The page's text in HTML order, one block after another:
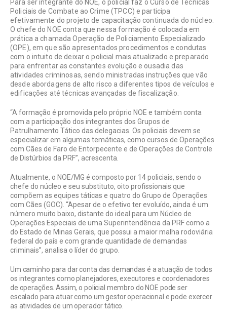
Para ser integrante do NOE, o policial faz o Curso de Técnicas
Policiais de Combate ao Crime (TPCC) e participa
efetivamente do projeto de capacitação continuada do núcleo.
O chefe do NOE conta que nessa formação é colocada em
prática a chamada Operação de Policiamento Especializado
(OPE), em que são apresentados procedimentos e condutas
com o intuito de deixar o policial mais atualizado e preparado
para enfrentar as constantes evolução e ousadia das
atividades criminosas, sendo ministradas instruções que vão
desde abordagens de alto risco a diferentes tipos de veículos e
edificações até técnicas avançadas de fiscalização.
“A formação é promovida pelo próprio NOE e também conta
com a participação dos integrantes dos Grupos de
Patrulhamento Tático das delegacias. Os policiais devem se
especializar em algumas temáticas, como cursos de Operações
com Cães de Faro de Entorpecente e de Operações de Controle
de Distúrbios da PRF”, acrescenta.
Atualmente, o NOE/MG é composto por 14 policiais, sendo o
chefe do núcleo e seu substituto, oito profissionais que
compõem as equipes táticas e quatro do Grupo de Operações
com Cães (GOC). “Apesar de o efetivo ter evoluído, ainda é um
número muito baixo, distante do ideal para um Núcleo de
Operações Especiais de uma Superintendência da PRF como a
do Estado de Minas Gerais, que possui a maior malha rodoviária
federal do país e com grande quantidade de demandas
criminais”, analisa o líder do grupo.
Um caminho para dar conta das demandas é a atuação de todos
os integrantes como planejadores, executores e coordenadores
de operações. Assim, o policial membro do NOE pode ser
escalado para atuar como um gestor operacional e pode exercer
as atividades de um operador tático.